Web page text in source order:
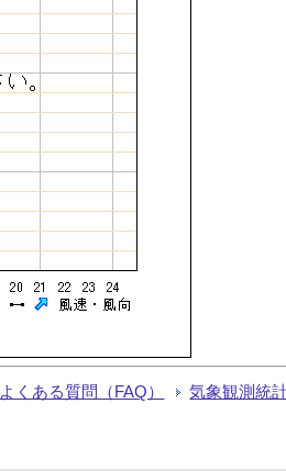
よくある質問（FAQ） 気象観測統